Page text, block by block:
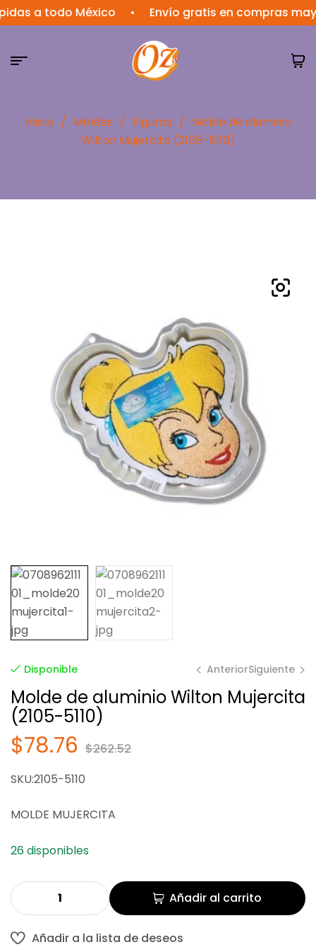
todo México • Envío gratis en compras mayores
Inicio / Moldes / Figuras / Molde de aluminio
Wilton Mujercita (2105-5110)
Disponible AnteriorSiguiente
Molde de aluminio Wilton Mujercita
(2105-5110)
$262.52
$78.76
SKU:2105-5110
MOLDE MUJERCITA
26 disponibles
Añadir al carrito
Añadir a la lista de deseos